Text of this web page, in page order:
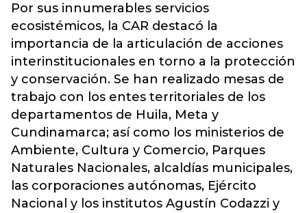
Por sus innumerables servicios
ecosistémicos, la CAR destacó la
importancia de la articulación de acciones
interinstitucionales en torno a la protección
y conservación. Se han realizado mesas de
trabajo con los entes territoriales de los
departamentos de Huila, Meta y
Cundinamarca; así como los ministerios de
Ambiente, Cultura y Comercio, Parques
Naturales Nacionales, alcaldías municipales,
las corporaciones autónomas, Ejército
Nacional y los institutos Agustín Codazzi y